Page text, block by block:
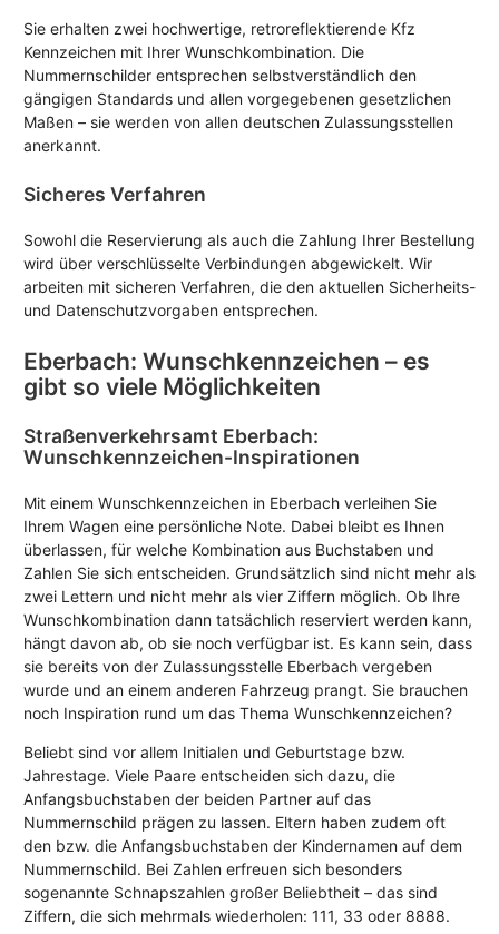
Sie erhalten zwei hochwertige, retroreflektierende Kfz
Kennzeichen mit Ihrer Wunschkombination. Die
Nummernschilder entsprechen selbstverständlich den
gängigen Standards und allen vorgegebenen gesetzlichen
Maßen – sie werden von allen deutschen Zulassungsstellen
anerkannt.
Sicheres Verfahren
Sowohl die Reservierung als auch die Zahlung Ihrer Bestellung
wird über verschlüsselte Verbindungen abgewickelt. Wir
arbeiten mit sicheren Verfahren, die den aktuellen Sicherheits-
und Datenschutzvorgaben entsprechen.
Eberbach: Wunschkennzeichen – es
gibt so viele Möglichkeiten
Straßenverkehrsamt Eberbach:
Wunschkennzeichen-Inspirationen
Mit einem Wunschkennzeichen in Eberbach verleihen Sie
Ihrem Wagen eine persönliche Note. Dabei bleibt es Ihnen
überlassen, für welche Kombination aus Buchstaben und
Zahlen Sie sich entscheiden. Grundsätzlich sind nicht mehr als
zwei Lettern und nicht mehr als vier Ziffern möglich. Ob Ihre
Wunschkombination dann tatsächlich reserviert werden kann,
hängt davon ab, ob sie noch verfügbar ist. Es kann sein, dass
sie bereits von der Zulassungsstelle Eberbach vergeben
wurde und an einem anderen Fahrzeug prangt. Sie brauchen
noch Inspiration rund um das Thema Wunschkennzeichen?
Beliebt sind vor allem Initialen und Geburtstage bzw.
Jahrestage. Viele Paare entscheiden sich dazu, die
Anfangsbuchstaben der beiden Partner auf das
Nummernschild prägen zu lassen. Eltern haben zudem oft
den bzw. die Anfangsbuchstaben der Kindernamen auf dem
Nummernschild. Bei Zahlen erfreuen sich besonders
sogenannte Schnapszahlen großer Beliebtheit – das sind
Ziffern, die sich mehrmals wiederholen: 111, 33 oder 8888.